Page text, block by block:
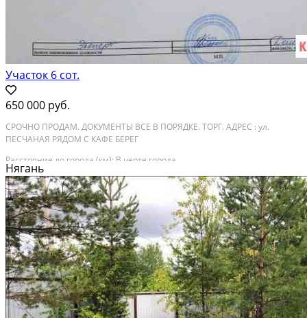
Участок 6 сот.
650 000 руб.
СРОЧНО ПРОДАМ. ДОКУМЕНТЫ ВСЕ В ПОРЯДКЕ. ТОРГ. АДРЕС : ул.
ПЕСЧАНАЯ РЯДОМ С КАФЕ БЕРЕГ
Расстояние до города (км): В черте города
Нягань